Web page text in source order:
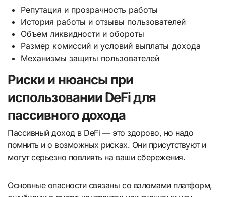
Репутация и прозрачность работы
История работы и отзывы пользователей
Объем ликвидности и обороты
Размер комиссий и условий выплаты дохода
Механизмы защиты пользователей
Риски и нюансы при
использовании DeFi для
пассивного дохода
Пассивный доход в DeFi — это здорово, но надо
помнить и о возможных рисках. Они присутствуют и
могут серьезно повлиять на ваши сбережения.
Основные опасности связаны со взломами платформ,